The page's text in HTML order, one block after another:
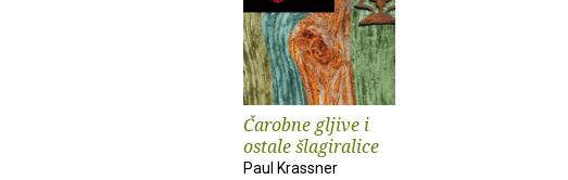
Čarobne gljive i
ostale šlagiralice
Paul Krassner